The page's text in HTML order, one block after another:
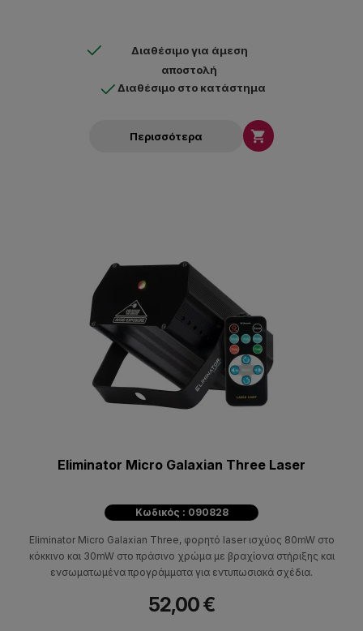
Διαθέσιμο για άμεση
αποστολή
Διαθέσιμο στο κατάστημα
Περισσότερα 
Eliminator Micro Galaxian Three Laser
Κωδικός : 090828
Eliminator Micro Galaxian Three, φορητό laser ισχύος 80mW στο
κόκκινο και 30mW στο πράσινο χρώμα με βραχίονα στήριξης και
ενσωματωμένα προγράμματα για εντυπωσιακά σχέδια.
52,00 €